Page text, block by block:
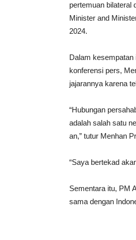
pertemuan bilateral
Minister and
2024.
Dalam kesempatan
konferensi pers,
jajarannya karena
“Hubungan
adalah salah satu
an,” tutur Menhan
“Saya bertekad
Sementara itu, PM
sama dengan